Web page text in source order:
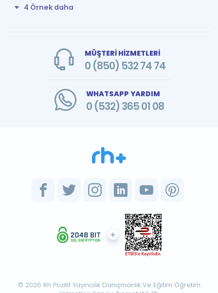
4 Örnek daha
MÜŞTERİ HİZMETLERİ
0 (850) 532 74 74
WHATSAPP YARDIM
0 (532) 365 01 08
© 2026 Rh Pozitif Yayıncılık Danışmanlık Ve Eğitim Öğretim